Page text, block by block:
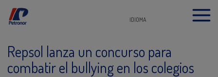
IDIOMA
Repsol lanza un concurso para
combatir el bullying en los colegios